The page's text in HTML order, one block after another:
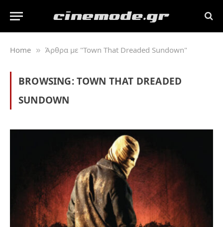
Home » Άρθρα με "Town That Dreaded Sundown"
BROWSING:TOWN THAT DREADED
SUNDOWN